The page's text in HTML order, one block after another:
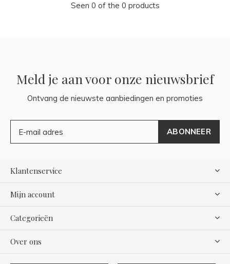
Seen 0 of the 0 products
Meld je aan voor onze nieuwsbrief
Ontvang de nieuwste aanbiedingen en promoties
ABONNEER
Klantenservice
Mijn account
Categorieën
Over ons